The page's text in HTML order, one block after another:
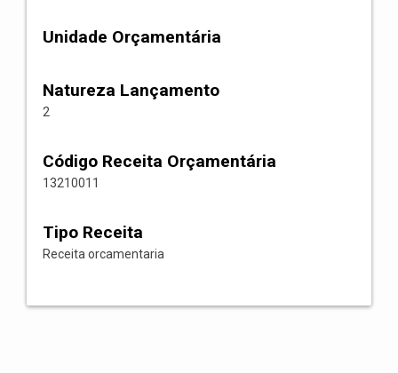
Unidade Orçamentária
Natureza Lançamento
2
Código Receita Orçamentária
13210011
Tipo Receita
Receita orcamentaria